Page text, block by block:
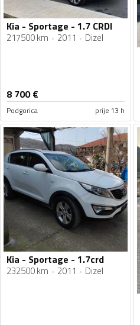
Kia - Sportage - 1.7 CRDI
217500 km 2011 Dizel
8 700€
Podgorica prije 13 h
Kia - Sportage - 1.7crd
232500 km 2011 Dizel